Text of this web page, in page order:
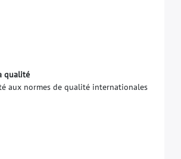
qualité
é aux normes de qualité internationales